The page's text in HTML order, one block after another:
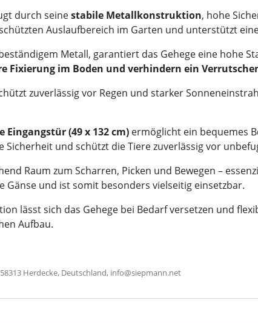
durch seinestabile Metallkonstruktion, hohe
Auslaufbereich im Garten und unterstützt
Metall, garantiert das Gehege eine hohe
Fixierung im Boden und verhindern ein
zuverlässig vor Regen und starker
(49 x 132 cm) ermöglicht ein bequemes
und schützt die Tiere zuverlässig vor
Raum zum Scharren, Picken und Bewegen –
Gänse und ist somit besonders vielseitig einsetzbar.
lässt sich das Gehege bei Bedarf versetzen und
Aufbau.
Herdecke, Deutschland, info@siepmann.net